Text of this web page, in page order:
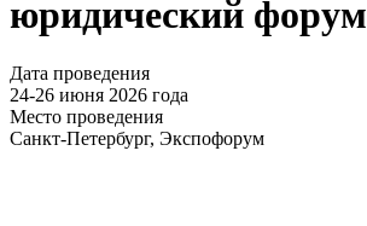
юридический форум
Дата проведения
24-26 июня 2026 года
Место проведения
Санкт-Петербург, Экспофорум